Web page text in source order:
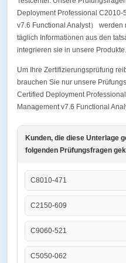
Deployment Professional
v7.6 Functional Analyst）
täglich Informationen aus den
integrieren sie in unsere Produkte.
Um Ihre Zertifizierungsprüfung
brauchen Sie nur unsere
Certified Deployment
Management v7.6 Functional
Kunden, die diese Unterlage
folgenden Prüfungsfragen
C8010-471
C2150-609
C9060-521
C5050-062